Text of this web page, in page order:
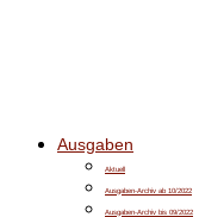
Ausgaben
Aktuell
Ausgaben-Archiv ab 10/2022
Ausgaben-Archiv bis 09/2022